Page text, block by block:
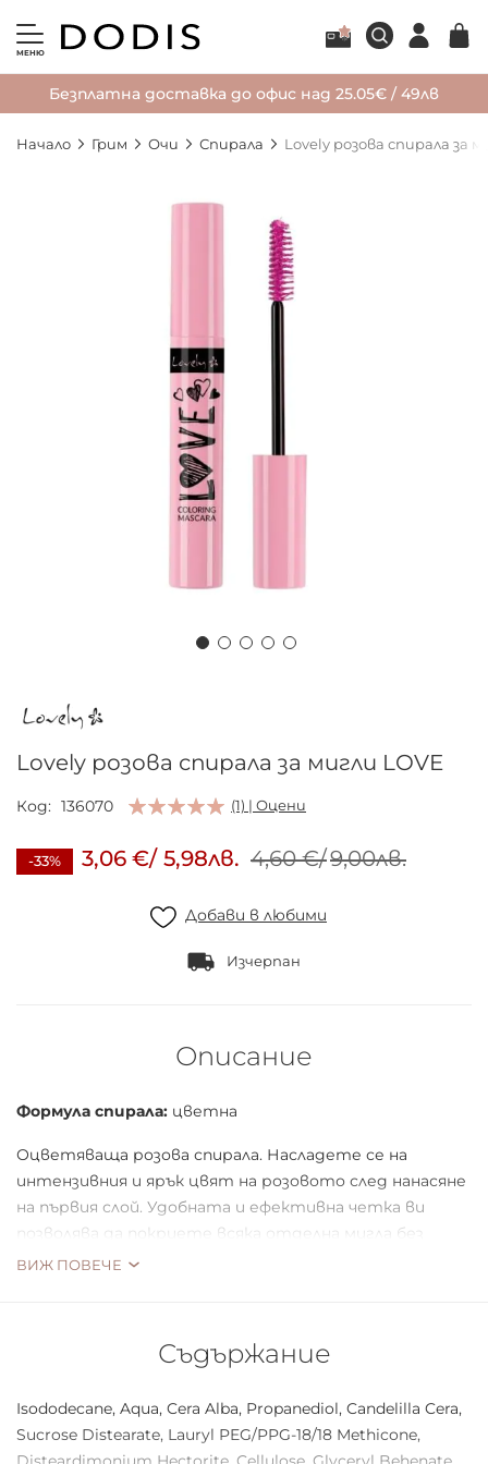
МЕНЮ
Безплатна доставка до офис над 25.05€ / 49лв
Начало Грим Очи Спирала Lovely розова спирала за
началото
галерия
със
Lovely розова спирала за мигли LOVE
Код 136070 (1) | Оцени
-33% 3,06 €/ 5,98лв. 4,60 €/9,00лв.
Добави в любими
Изчерпан
Описание
Формула спирала: цветна
Оцветяваща розова спирала. Насладете се на
интензивния и ярък цвят на розовото след нанасяне
на първия слой. Удобната и ефективна четка ви
позволява да покриете всяка отделна мигла без
ефекта на слепване. Насладете се на проникващия
иска да направи изявление с грима си за очи.
Наситеният розов нюанс добавя щрих, който ще
накара очите ви да изпъкнат и ще привлече
ВИЖ ПОВЕЧЕ
Съдържание
Isododecane, Aqua, Cera Alba, Propanediol, Candelilla Cera,
Sucrose Distearate, Lauryl PEG/PPG-18/18 Methicone,